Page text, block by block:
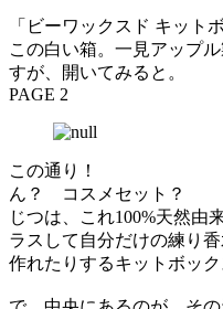
「ビーワックスド キット
この白い箱。一見アップ
すが、開いてみると。
PAGE 2
この通り！
ん？ コスメセット？
じつは、これ100%天然由
ラスして自分だけの練り
作れたりするキットボック